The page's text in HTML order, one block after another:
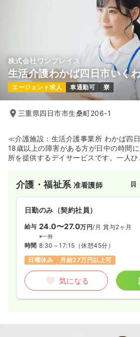
株式会社ワンプレイス
生活介護わかば四日市いく
エージェント求人 車通勤可 寮
三重県四日市市生桑町206-1
≪介護施設：生活介護事業所 わかば四
18歳以上の障害がある方が日中の時間
所を提供するデイサービスです。一人
ります。
介護・福祉系准看護師
日勤のみ（契約社員）
給与 24.0〜27.0万円/月 賞与2ヶ月
※一例
時間 8:30～17:15 （休憩45分）
日曜休み
月給27万円以上可
気になる